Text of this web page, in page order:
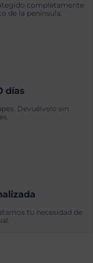
completamente
de la península.
días
Devuélvelo sin
tu necesidad de